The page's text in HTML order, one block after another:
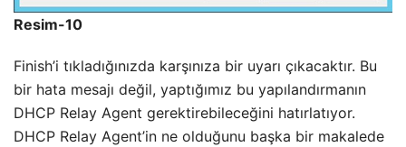
Resim-10
Finish’i tıkladığınızda karşınıza bir uyarı çıkacaktır. Bu
bir hata mesajı değil, yaptığımız bu yapılandırmanın
DHCP Relay Agent gerektirebileceğini hatırlatıyor.
DHCP Relay Agent’in ne olduğunu başka bir makalede